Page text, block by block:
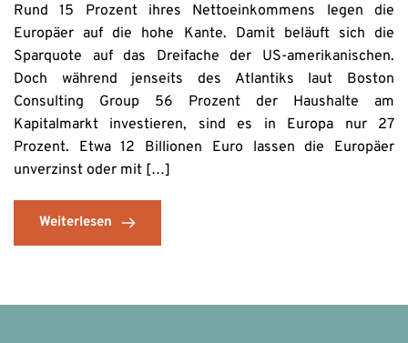
Rund 15 Prozent ihres Nettoeinkommens legen die
Europäer auf die hohe Kante. Damit beläuft sich die
Sparquote auf das Dreifache der US-amerikanischen.
Doch während jenseits des Atlantiks laut Boston
Consulting Group 56 Prozent der Haushalte am
Kapitalmarkt investieren, sind es in Europa nur 27
Prozent. Etwa 12 Billionen Euro lassen die Europäer
unverzinst oder mit […]
Weiterlesen